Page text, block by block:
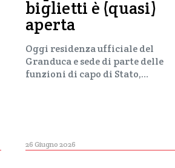
biglietti è (quasi)
aperta
Oggi residenza ufficiale del
Granduca e sede di parte delle
funzioni di capo di Stato,…
26 Giugno 2026